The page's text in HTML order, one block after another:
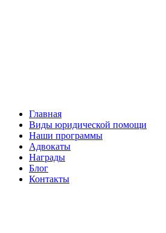
Главная
Виды юридической помощи
Наши программы
Адвокаты
Награды
Блог
Контакты